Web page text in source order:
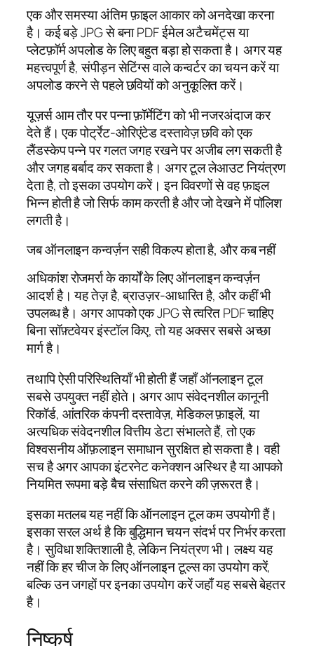
एक और समस्या अंतिम फ़ाइल आकार को अनदेखा करना
है। कई बड़े JPG से बना PDF ईमेल अटैचमेंट्स या
प्लेटफ़ॉर्म अपलोड के लिए बहुत बड़ा हो सकता है। अगर यह
महत्त्वपूर्ण है, संपीड़न सेटिंग्स वाले कन्वर्टर का चयन करें या
अपलोड करने से पहले छवियों को अनुकूलित करें।
यूज़र्स आम तौर पर पन्ना फ़ॉर्मेटिंग को भी नजरअंदाज कर
देते हैं। एक पोर्ट्रेट-ओरिएंटेड दस्तावेज़ छवि को एक
लैंडस्केप पन्ने पर गलत जगह रखने पर अजीब लग सकती है
और जगह बर्बाद कर सकता है। अगर टूल लेआउट नियंत्रण
देता है, तो इसका उपयोग करें। इन विवरणों से वह फ़ाइल
भिन्न होती है जो सिर्फ काम करती है और जो देखने में पॉलिश
लगती है।
जब ऑनलाइन कन्वर्ज़न सही विकल्प होता है, और कब नहीं
अधिकांश रोजमर्रा के कार्यों के लिए ऑनलाइन कन्वर्ज़न
आदर्श है। यह तेज़ है, ब्राउज़र-आधारित है, और कहीं भी
उपलब्ध है। अगर आपको एक JPG से त्वरित PDF चाहिए
बिना सॉफ़्टवेयर इंस्टॉल किए, तो यह अक्सर सबसे अच्छा
मार्ग है।
तथापि ऐसी परिस्थितियाँ भी होती हैं जहाँ ऑनलाइन टूल
सबसे उपयुक्त नहीं होते। अगर आप संवेदनशील कानूनी
रिकॉर्ड, आंतरिक कंपनी दस्तावेज़, मेडिकल फ़ाइलें, या
अत्यधिक संवेदनशील वित्तीय डेटा संभालते हैं, तो एक
विश्वसनीय ऑफ़लाइन समाधान सुरक्षित हो सकता है। वही
सच है अगर आपका इंटरनेट कनेक्शन अस्थिर है या आपको
नियमित रूपमा बड़े बैच संसाधित करने की ज़रूरत है।
इसका मतलब यह नहीं कि ऑनलाइन टूल कम उपयोगी हैं।
इसका सरल अर्थ है कि बुद्धिमान चयन संदर्भ पर निर्भर करता
है। सुविधा शक्तिशाली है, लेकिन नियंत्रण भी। लक्ष्य यह
नहीं कि हर चीज के लिए ऑनलाइन टूल्स का उपयोग करें,
बल्कि उन जगहों पर इनका उपयोग करें जहाँ यह सबसे बेहतर
है।
निष्कर्ष